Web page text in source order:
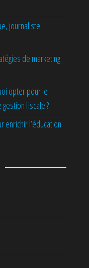
journaliste
de marketing
opter pour le
fiscale ?
enrichir l’éducation